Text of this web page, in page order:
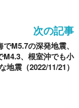
次の記事
M5.7の深発地震、
M4.3、根室沖でも小
地震（2022/11/21）